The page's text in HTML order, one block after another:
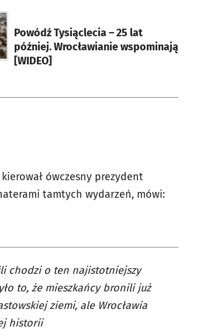
Powódź Tysiąclecia – 25 lat
później. Wrocławianie wspominają
[WIDEO]
nowej karcie
ówczesny prezydent
tamtych wydarzeń, mówi:
chodzi o ten najistotniejszy
to, że mieszkańcy bronili już
ziemi, ale Wrocławia
historii